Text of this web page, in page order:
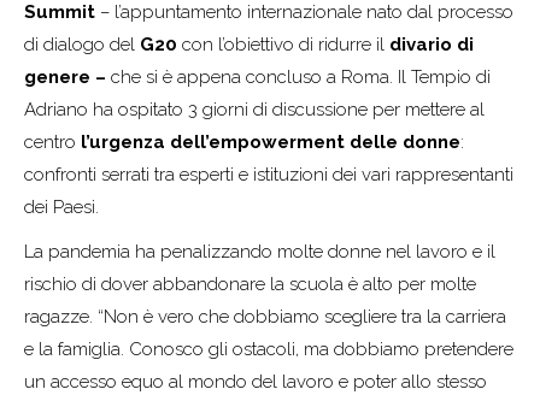
Summit – l’appuntamento internazionale nato dal processo
di dialogo del G20 con l’obiettivo di ridurre il divario di
genere – che si è appena concluso a Roma. Il Tempio di
Adriano ha ospitato 3 giorni di discussione per mettere al
centro l’urgenza dell’empowerment delle donne:
confronti serrati tra esperti e istituzioni dei vari rappresentanti
dei Paesi.
La pandemia ha penalizzando molte donne nel lavoro e il
rischio di dover abbandonare la scuola è alto per molte
ragazze. “Non è vero che dobbiamo scegliere tra la carriera
e la famiglia. Conosco gli ostacoli, ma dobbiamo pretendere
un accesso equo al mondo del lavoro e poter allo stesso